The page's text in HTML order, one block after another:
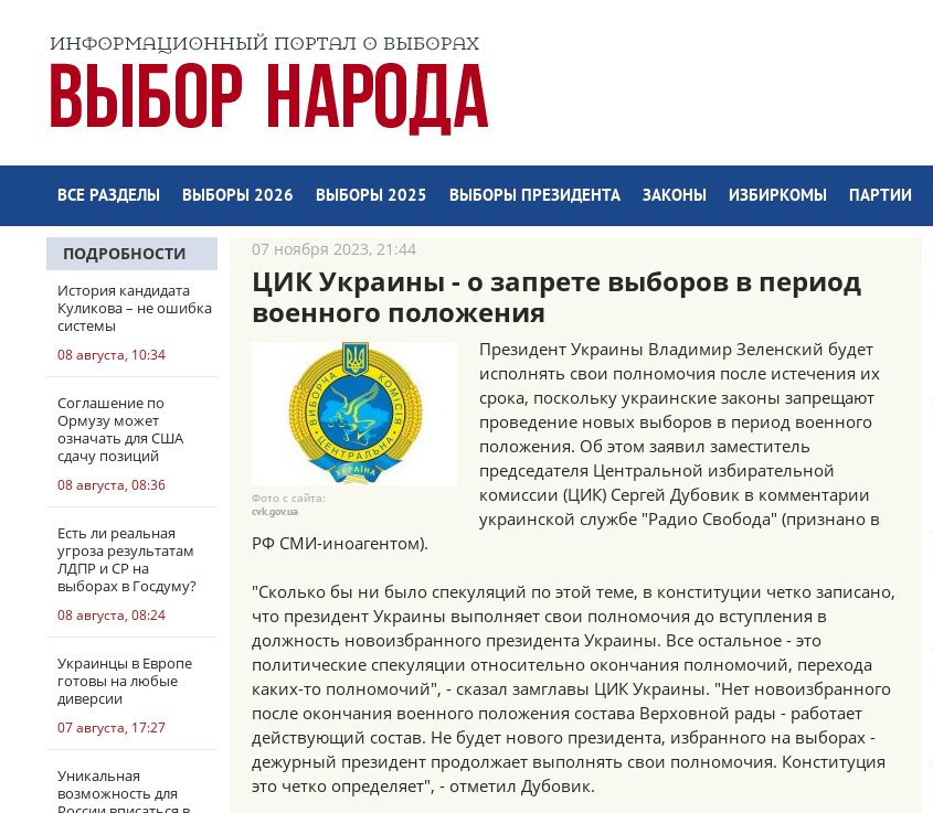
ВСЕ РАЗДЕЛЫ ВЫБОРЫ 2026 ВЫБОРЫ 2025 ВЫБОРЫ ПРЕЗИДЕНТА ЗАКОНЫ ИЗБИРКОМЫ ПАРТИИ
ПОДРОБНОСТИ
История кандидата
Куликова – не ошибка
системы
08 августа, 10:34
Соглашение по
Ормузу может
означать для США
сдачу позиций
08 августа, 08:36
Есть ли реальная
угроза результатам
ЛДПР и СР на
выборах в Госдуму?
08 августа, 08:24
Украинцы в Европе
готовы на любые
диверсии
07 августа, 17:27
Уникальная
возможность для
07 ноября 2023, 21:44
ЦИК Украины - о запрете выборов в период
военного положения
Фото с сайта:
cvk.gov.ua
Президент Украины Владимир Зеленский будет
исполнять свои полномочия после истечения их
срока, поскольку украинские законы запрещают
проведение новых выборов в период военного
положения. Об этом заявил заместитель
председателя Центральной избирательной
комиссии (ЦИК) Сергей Дубовик в комментарии
украинской службе "Радио Свобода" (признано в
РФ СМИ-иноагентом).
"Сколько бы ни было спекуляций по этой теме, в конституции четко записано,
что президент Украины выполняет свои полномочия до вступления в
должность новоизбранного президента Украины. Все остальное - это
политические спекуляции относительно окончания полномочий, перехода
каких-то полномочий", - сказал замглавы ЦИК Украины. "Нет новоизбранного
после окончания военного положения состава Верховной рады - работает
действующий состав. Не будет нового президента, избранного на выборах -
дежурный президент продолжает выполнять свои полномочия. Конституция
это четко определяет", - отметил Дубовик.